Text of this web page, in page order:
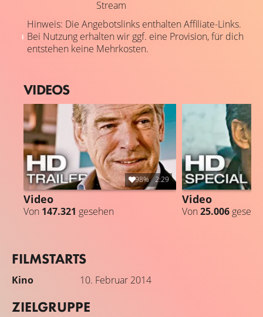
Stream
Hinweis: Die Angebotslinks enthalten Affiliate-Links.
Bei Nutzung erhalten wir ggf. eine Provision, für dich
entstehen keine Mehrkosten.
VIDEOS
98% 2:29
Video
Von 147.321 gesehen
Video
Von25.006
FILMSTARTS
Kino 10. Februar 2014
ZIELGRUPPE